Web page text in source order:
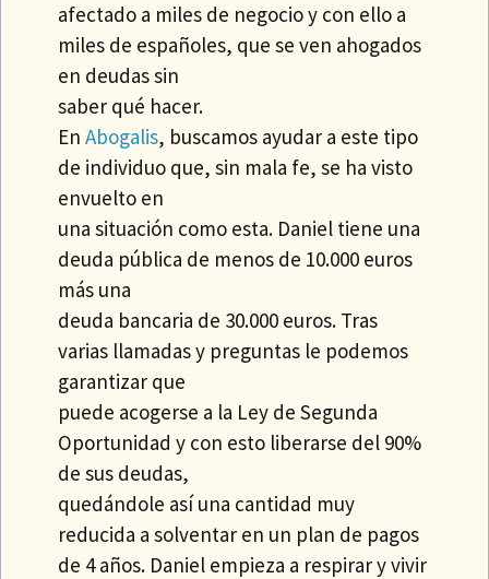
afectado a miles de negocio y con ello a
miles de españoles, que se ven ahogados
en deudas sin
saber qué hacer.
EnAbogalis, buscamos ayudar a este tipo
de individuo que, sin mala fe, se ha visto
envuelto en
una situación como esta. Daniel tiene una
deuda pública de menos de 10.000 euros
más una
deuda bancaria de 30.000 euros. Tras
varias llamadas y preguntas le podemos
garantizar que
puede acogerse a la Ley de Segunda
Oportunidad y con esto liberarse del 90%
de sus deudas,
quedándole así una cantidad muy
reducida a solventar en un plan de pagos
de 4 años. Daniel empieza a respirar y vivir